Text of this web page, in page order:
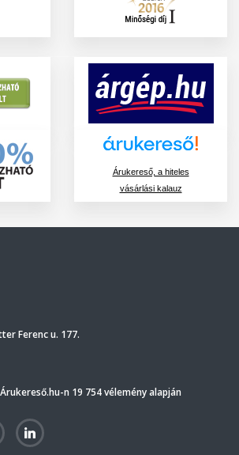
Árukereső, a hiteles
vásárlási kalauz
Ferenc u. 177.
n 19 754 vélemény alapján